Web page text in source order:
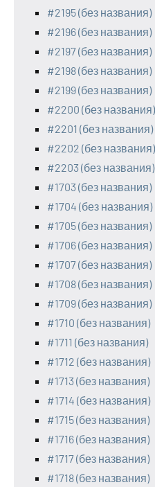
#2195 (без названия)
#2196 (без названия)
#2197 (без названия)
#2198 (без названия)
#2199 (без названия)
#2200 (без названия)
#2201 (без названия)
#2202 (без названия)
#2203 (без названия)
#1703 (без названия)
#1704 (без названия)
#1705 (без названия)
#1706 (без названия)
#1707 (без названия)
#1708 (без названия)
#1709 (без названия)
#1710 (без названия)
#1711 (без названия)
#1712 (без названия)
#1713 (без названия)
#1714 (без названия)
#1715 (без названия)
#1716 (без названия)
#1717 (без названия)
#1718 (без названия)